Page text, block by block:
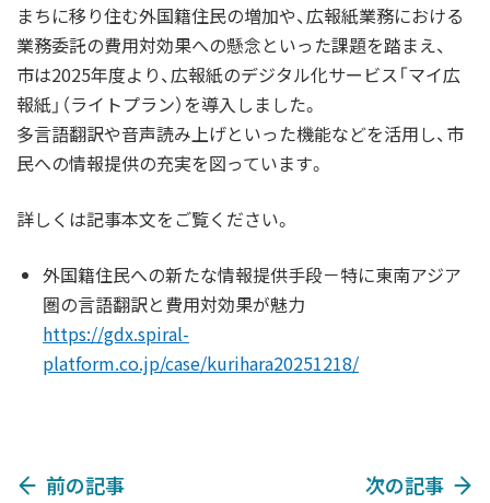
まちに移り住む外国籍住民の増加や、広報紙業務における
業務委託の費用対効果への懸念といった課題を踏まえ、
市は2025年度より、広報紙のデジタル化サービス「マイ広
報紙」（ライトプラン）を導入しました。
多言語翻訳や音声読み上げといった機能などを活用し、市
民への情報提供の充実を図っています。
詳しくは記事本文をご覧ください。
外国籍住民への新たな情報提供手段－特に東南アジア
圏の言語翻訳と費用対効果が魅力
https://gdx.spiral-
platform.co.jp/case/kurihara20251218/
前の記事 次の記事